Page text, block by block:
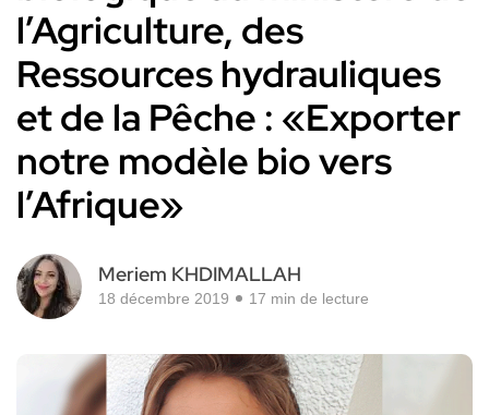
l’Agriculture, des
Ressources hydrauliques
et de la Pêche : «Exporter
notre modèle bio vers
l’Afrique»
Meriem KHDIMALLAH
18 décembre 2019 17 min de lecture